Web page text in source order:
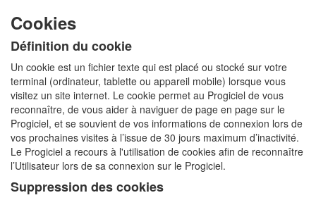
Cookies
Définition du cookie
Un cookie est un fichier texte qui est placé ou stocké sur votre
terminal (ordinateur, tablette ou appareil mobile) lorsque vous
visitez un site internet. Le cookie permet au Progiciel de vous
reconnaître, de vous aider à naviguer de page en page sur le
Progiciel, et se souvient de vos informations de connexion lors de
vos prochaines visites à l’issue de 30 jours maximum d’inactivité.
Le Progiciel a recours à l'utilisation de cookies afin de reconnaître
l’Utilisateur lors de sa connexion sur le Progiciel.
Suppression des cookies